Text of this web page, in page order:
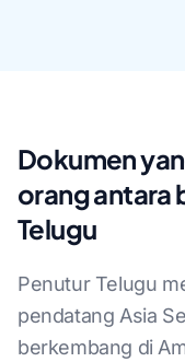
Dokumen
orang antara
Telugu
Penutur Telugu
pendatang Asia
berkembang di